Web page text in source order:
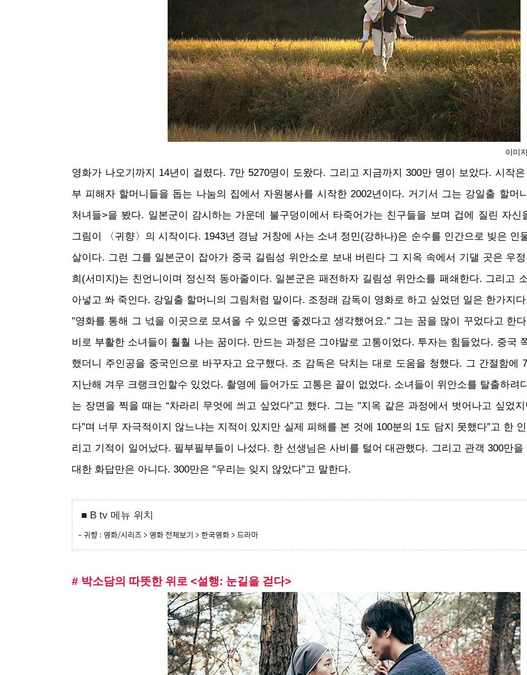
이미
영화가 나오기까지 14년이 걸렸다. 7만 5270명이 도왔다. 그리고 지금까지 300만 명이 보았다. 시작
부 피해자 할머니들을 돕는 나눔의 집에서 자원봉사를 시작한 2002년이다. 거기서 그는 강일출 할머
처녀들>을 봤다. 일본군이 감시하는 가운데 불구덩이에서 타죽어가는 친구들을 보며 겁에 질린 자신
그림이 〈귀향〉의 시작이다. 1943년 경남 거창에 사는 소녀 정민(강하나)은 순수를 인간으로 빚은 인
살이다. 그런 그를 일본군이 잡아가 중국 길림성 위안소로 보내 버린다 그 지옥 속에서 기댈 곳은 우
희(서미지)는 친언니이며 정신적 동아줄이다. 일본군은 패전하자 길림성 위안소를 패쇄한다. 그리고
아넣고 쏴 죽인다. 강일출 할머니의 그림처럼 말이다. 조정래 감독이 영화로 하고 싶었던 일은 한가지
"영화를 통해 그 넋을 이곳으로 모셔올 수 있으면 좋겠다고 생각했어요.” 그는 꿈을 많이 꾸었다고 한
비로 부활한 소녀들이 훨훨 나는 꿈이다. 만드는 과정은 그야말로 고통이었다. 투자는 힘들었다. 중국
했더니 주인공을 중국인으로 바꾸자고 요구했다. 조 감독은 닥치는 대로 도움을 청했다. 그 간절함에
지난해 겨우 크랭크인할수 있었다. 촬영에 들어가도 고통은 끝이 없었다. 소녀들이 위안소를 탈출하려
는 장면을 찍을 때는 “차라리 무엇에 씌고 싶었다"고 했다. 그는 "지옥 같은 과정에서 벗어나고 싶었
다”며 너무 자극적이지 않느냐는 지적이 있지만 실제 피해를 본 것에 100분의 1도 담지 못했다”고 한
리고 기적이 일어났다. 필부필부들이 나섰다. 한 선생님은 사비를 털어 대관했다. 그리고 관객 300만을
대한 화답만은 아니다. 300만은 "우리는 잊지 않았다”고 말한다.
■ B tv 메뉴 위치
- 귀향 : 영화/시리즈 > 영화 전체보기 > 한국영화 > 드라마
# 박소담의 따뜻한 위로 <설행: 눈길을 걷다>